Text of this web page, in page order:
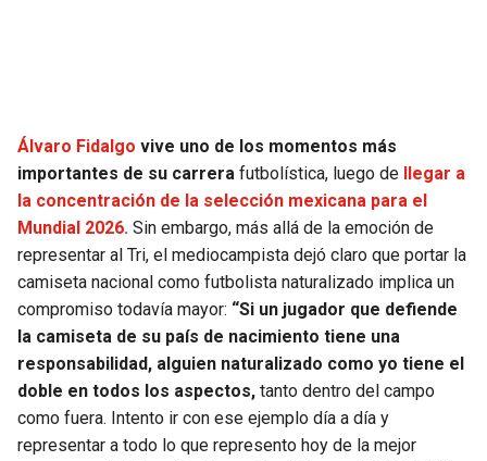
VIKINGS
FALCONS
PANTHERS
SAINTS
BUCCANEERS
THUNDER
TRAIL BLAZERS
JAZZ
Álvaro Fidalgo vive uno de los momentos más
importantes de su carrera futbolística, luego de
llegar a
la concentración de la selección mexicana para el
Mundial 2026. Sin embargo, más allá de la emoción de
representar al Tri, el mediocampista dejó claro que portar la
camiseta nacional como futbolista naturalizado implica un
compromiso todavía mayor: “Si un jugador que defiende
la camiseta de su país de nacimiento tiene una
responsabilidad, alguien naturalizado como yo tiene el
doble en todos los aspectos, tanto dentro del campo
como fuera. Intento ir con ese ejemplo día a día y
representar a todo lo que represento hoy de la mejor